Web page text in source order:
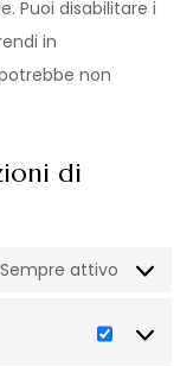
Puoi disabilitare i
in
non
di
Sempre attivo